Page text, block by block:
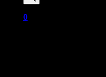
0